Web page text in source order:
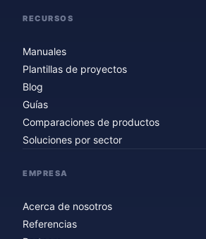
RECURSOS
Manuales
Plantillas de proyectos
Blog
Guías
Comparaciones de productos
Soluciones por sector
EMPRESA
Acerca de nosotros
Referencias